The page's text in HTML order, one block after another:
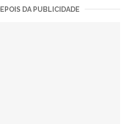
DA PUBLICIDADE